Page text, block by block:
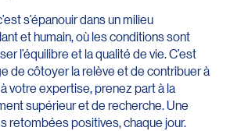
s’épanouir dans un milieu
et humain, où les conditions sont
l’équilibre et la qualité de vie. C’est
de côtoyer la relève et de contribuer à
votre expertise, prenez part à la
supérieur et de recherche. Une
retombées positives, chaque jour.